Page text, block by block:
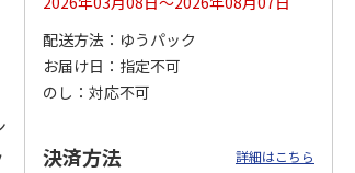
ペット線香 虹のか
なた フルーティフ
ローラルの香り
590円
(送料別・税込) (送料別・税込)
配送方法
ゆうパック
お届け日
指定不可
のし
対応不可
決済方法 詳細はこちら